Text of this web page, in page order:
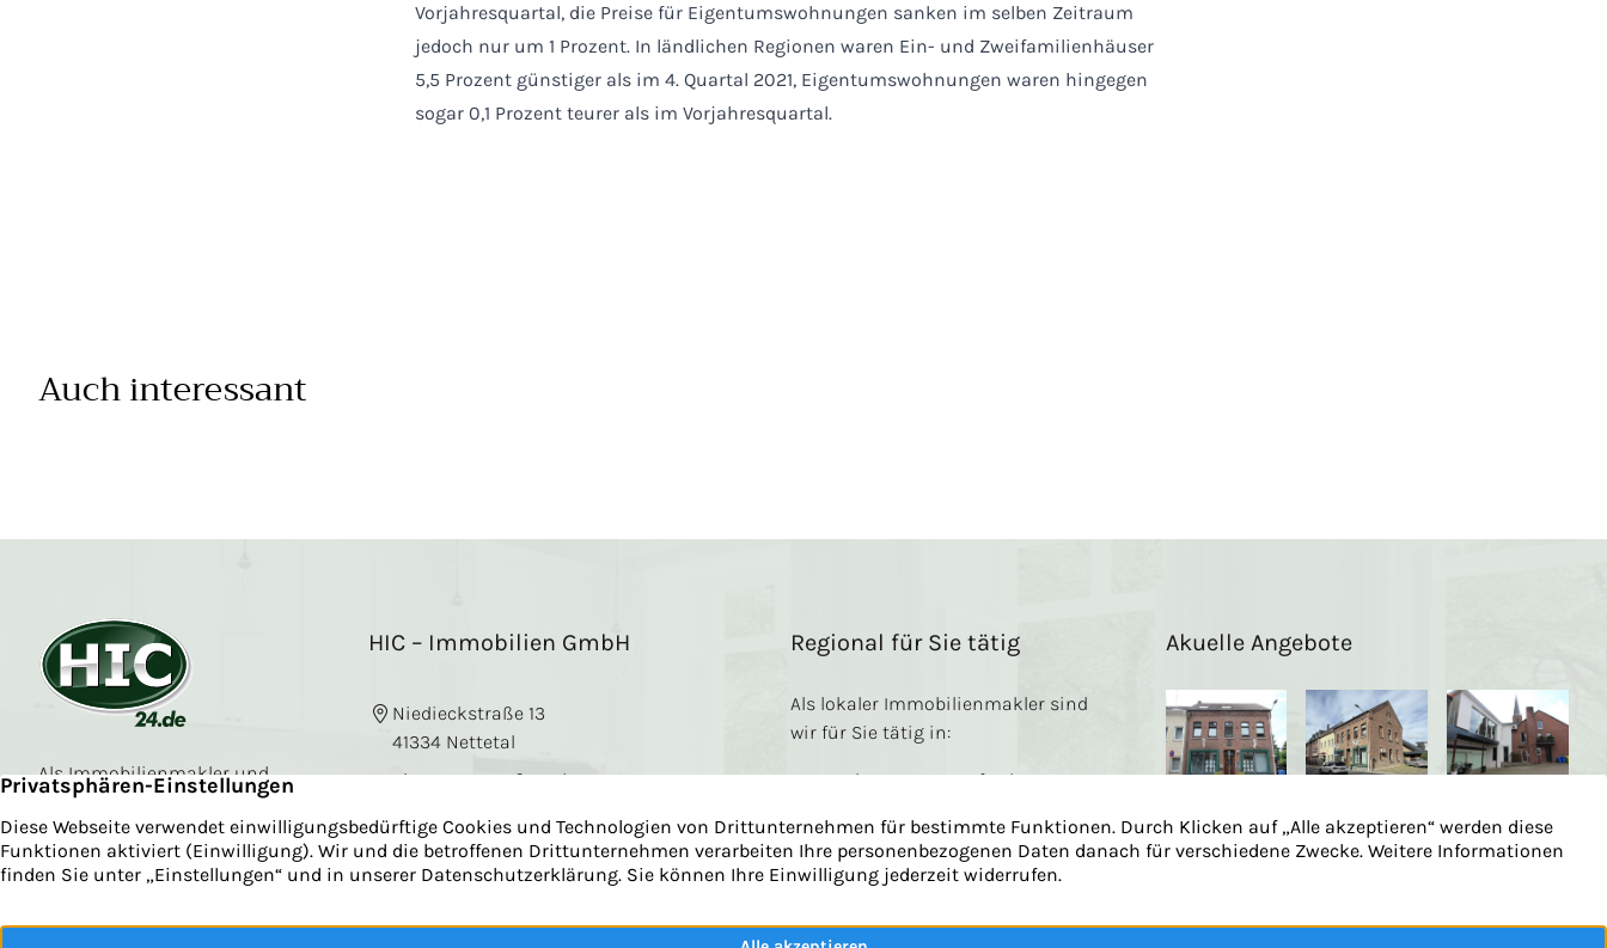
Vorjahresquartal, die Preise für Eigentumswohnungen sanken im selben Zeitraum
jedoch nur um 1 Prozent. In ländlichen Regionen waren Ein- und Zweifamilienhäuser
5,5 Prozent günstiger als im 4. Quartal 2021, Eigentumswohnungen waren hingegen
sogar 0,1 Prozent teurer als im Vorjahresquartal.
Auch interessant
Als Immobilienmakler und
Sachverständiger sind wir auf
die Immobilienvermarktung
in Nettetal und dem Kreis
Viersen spezialisiert.
HIC – Immobilien GmbH
Niedieckstraße 13
41334 Nettetal
Viersener Straße 95b
+49 2153 91 05 406
Regional für Sie tätig
Als lokaler Immobilienmakler sind
wir für Sie tätig in:
Nettetal
Viersen
Dülken
Grefrath
Brüggen
Niederkrüchten
Umgebung
Akuelle Angebote